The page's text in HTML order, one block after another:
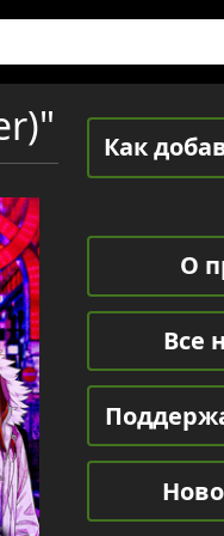
Как
О
Все